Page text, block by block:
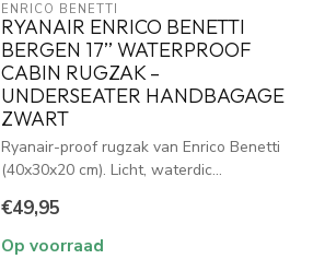
ENRICO BENETTI
RYANAIR ENRICO BENETTI
BERGEN 17’’ WATERPROOF
CABIN RUGZAK –
UNDERSEATER HANDBAGAGE
ZWART
Ryanair-proof rugzak van Enrico Benetti
(40x30x20 cm). Licht, waterdic...
€49,95
Op voorraad